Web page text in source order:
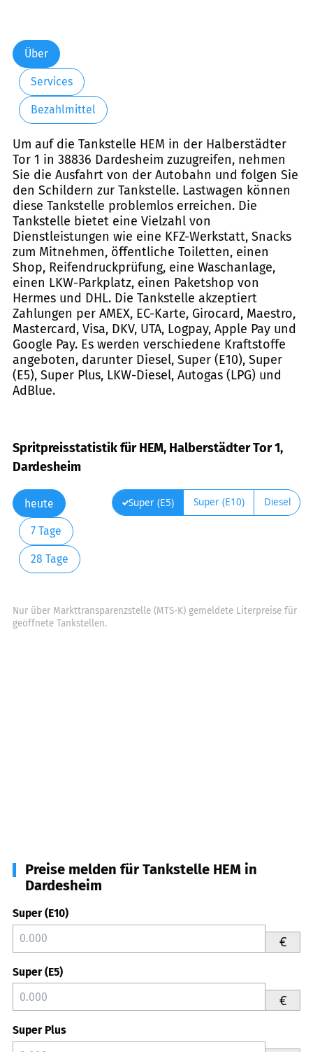
Über
Services
Bezahlmittel
Um auf die Tankstelle HEM in der Halberstädter
Tor 1 in 38836 Dardesheim zuzugreifen, nehmen
Sie die Ausfahrt von der Autobahn und folgen Sie
den Schildern zur Tankstelle. Lastwagen können
diese Tankstelle problemlos erreichen. Die
Tankstelle bietet eine Vielzahl von
Dienstleistungen wie eine KFZ-Werkstatt, Snacks
zum Mitnehmen, öffentliche Toiletten, einen
Shop, Reifendruckprüfung, eine Waschanlage,
einen LKW-Parkplatz, einen Paketshop von
Hermes und DHL. Die Tankstelle akzeptiert
Zahlungen per AMEX, EC-Karte, Girocard, Maestro,
Mastercard, Visa, DKV, UTA, Logpay, Apple Pay und
Google Pay. Es werden verschiedene Kraftstoffe
angeboten, darunter Diesel, Super (E10), Super
(E5), Super Plus, LKW-Diesel, Autogas (LPG) und
AdBlue.
Spritpreisstatistik für HEM, Halberstädter Tor 1,
Dardesheim
heute
7 Tage
28 Tage
Super (E5) Super (E10) Diesel
Nur über Markttransparenzstelle (MTS-K) gemeldete Literpreise für
geöffnete Tankstellen.
Preise melden für Tankstelle HEM in
Dardesheim
Super (E10)
€
Super (E5)
€
Super Plus